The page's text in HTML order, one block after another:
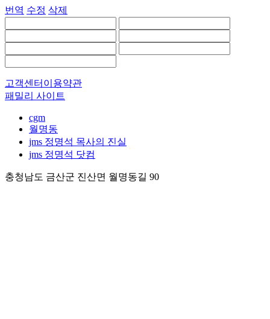
번역 수정 삭제
고객센터 이용약관
패밀리 사이트
cgm
월명동
jms 정명석 목사의 진실
jms 정명석 닷컴
충청남도 금산군 진산면 월명동길 90